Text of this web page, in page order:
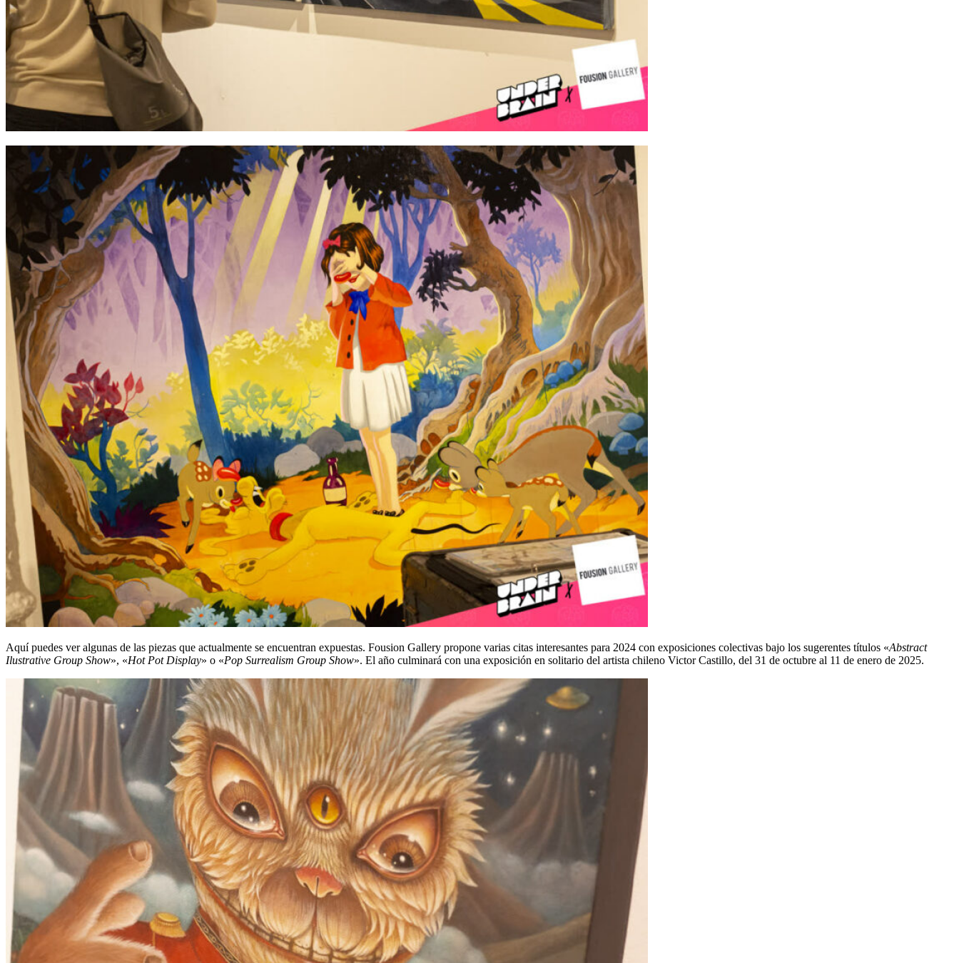
Aquí puedes ver algunas de las piezas que actualmente se encuentran expuestas. Fousion Gallery propone varias citas interesantes para 2024 con exposiciones colectivas bajo los sugerentes títulos «Abstract
Ilustrative Group Show», «Hot Pot Display» o «Pop Surrealism Group Show». El año culminará con una exposición en solitario del artista chileno Victor Castillo, del 31 de octubre al 11 de enero de 2025.